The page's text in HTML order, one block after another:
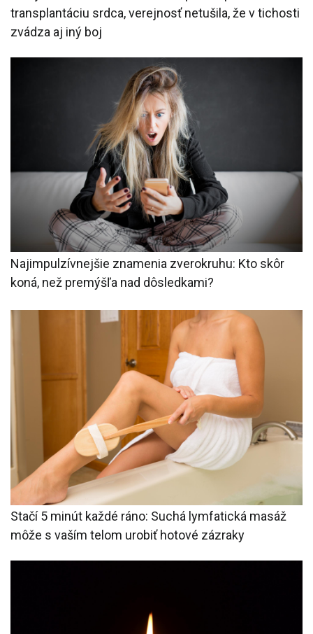
transplantáciu srdca, verejnosť netušila, že v tichosti
zvádza aj iný boj
Najimpulzívnejšie znamenia zverokruhu: Kto skôr
koná, než premýšľa nad dôsledkami?
Stačí 5 minút každé ráno: Suchá lymfatická masáž
môže s vaším telom urobiť hotové zázraky